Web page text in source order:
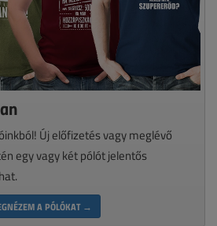
Új előfizetés vagy meglévő
egy vagy két pólót jelentős
A PÓLÓKAT →